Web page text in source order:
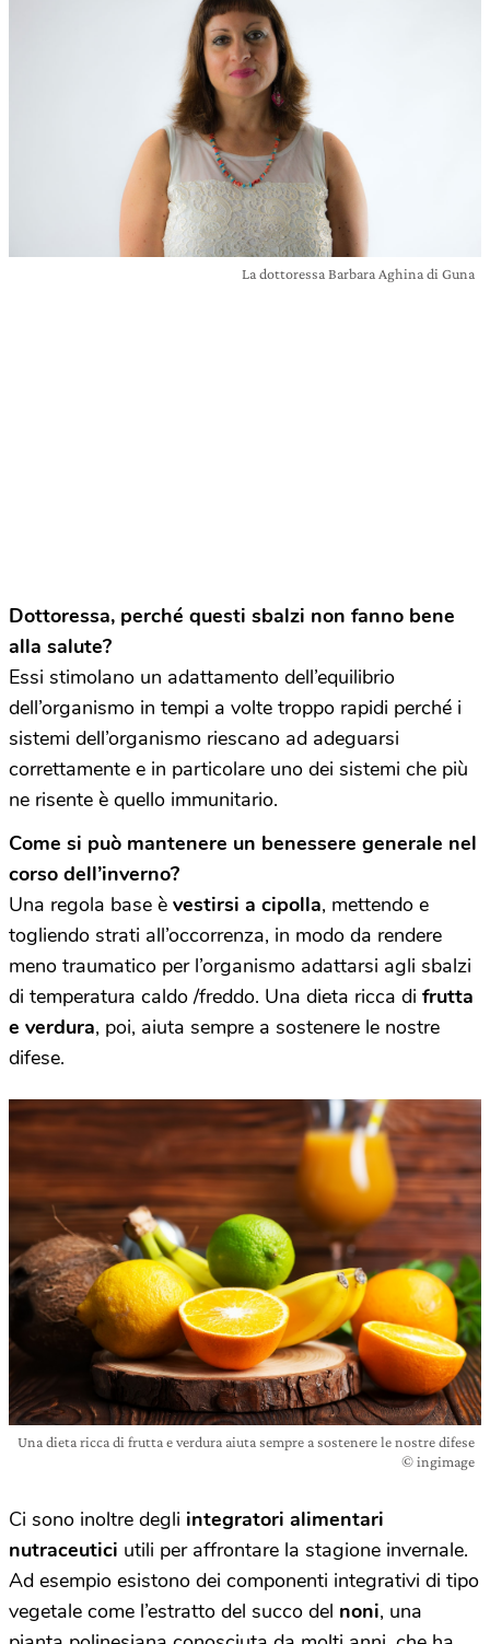
La dottoressa Barbara Aghina di Guna
Dottoressa, perché questi sbalzi non fanno bene
alla salute?
Essi stimolano un adattamento dell’equilibrio
dell’organismo in tempi a volte troppo rapidi perché i
sistemi dell’organismo riescano ad adeguarsi
correttamente e in particolare uno dei sistemi che più
ne risente è quello immunitario.
Come si può mantenere un benessere generale nel
corso dell’inverno?
Una regola base è vestirsi a cipolla, mettendo e
togliendo strati all’occorrenza, in modo da rendere
meno traumatico per l’organismo adattarsi agli sbalzi
di temperatura caldo /freddo. Una dieta ricca di frutta
e verdura, poi, aiuta sempre a sostenere le nostre
difese.
Una dieta ricca di frutta e verdura aiuta sempre a sostenere le nostre difese
© ingimage
Ci sono inoltre degli integratori alimentari
nutraceutici utili per affrontare la stagione invernale.
Ad esempio esistono dei componenti integrativi di tipo
vegetale come l’estratto del succo del noni, una